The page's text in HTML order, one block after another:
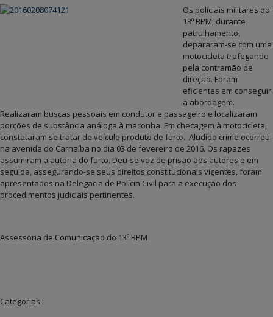
Os policiais militares do
13º BPM, durante
patrulhamento,
depararam-se com uma
motocicleta trafegando
pela contramão de
direção. Foram
eficientes em conseguir
a abordagem.
Realizaram buscas pessoais em condutor e passageiro e localizaram
porções de substância análoga à maconha. Em checagem à motocicleta,
constataram se tratar de veículo produto de furto. Aludido crime ocorreu
na avenida do Carnaíba no dia 03 de fevereiro de 2016. Os rapazes
assumiram a autoria do furto. Deu-se voz de prisão aos autores e em
seguida, assegurando-se seus direitos constitucionais vigentes, foram
apresentados na Delegacia de Polícia Civil para a execução dos
procedimentos judiciais pertinentes.
Assessoria de Comunicação do 13º BPM
Categorias :